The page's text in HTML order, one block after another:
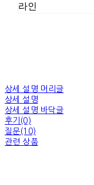
라인
상세 설명 머리글
상세 설명
상세 설명 바닥글
후기(0)
질문(10)
관련 상품